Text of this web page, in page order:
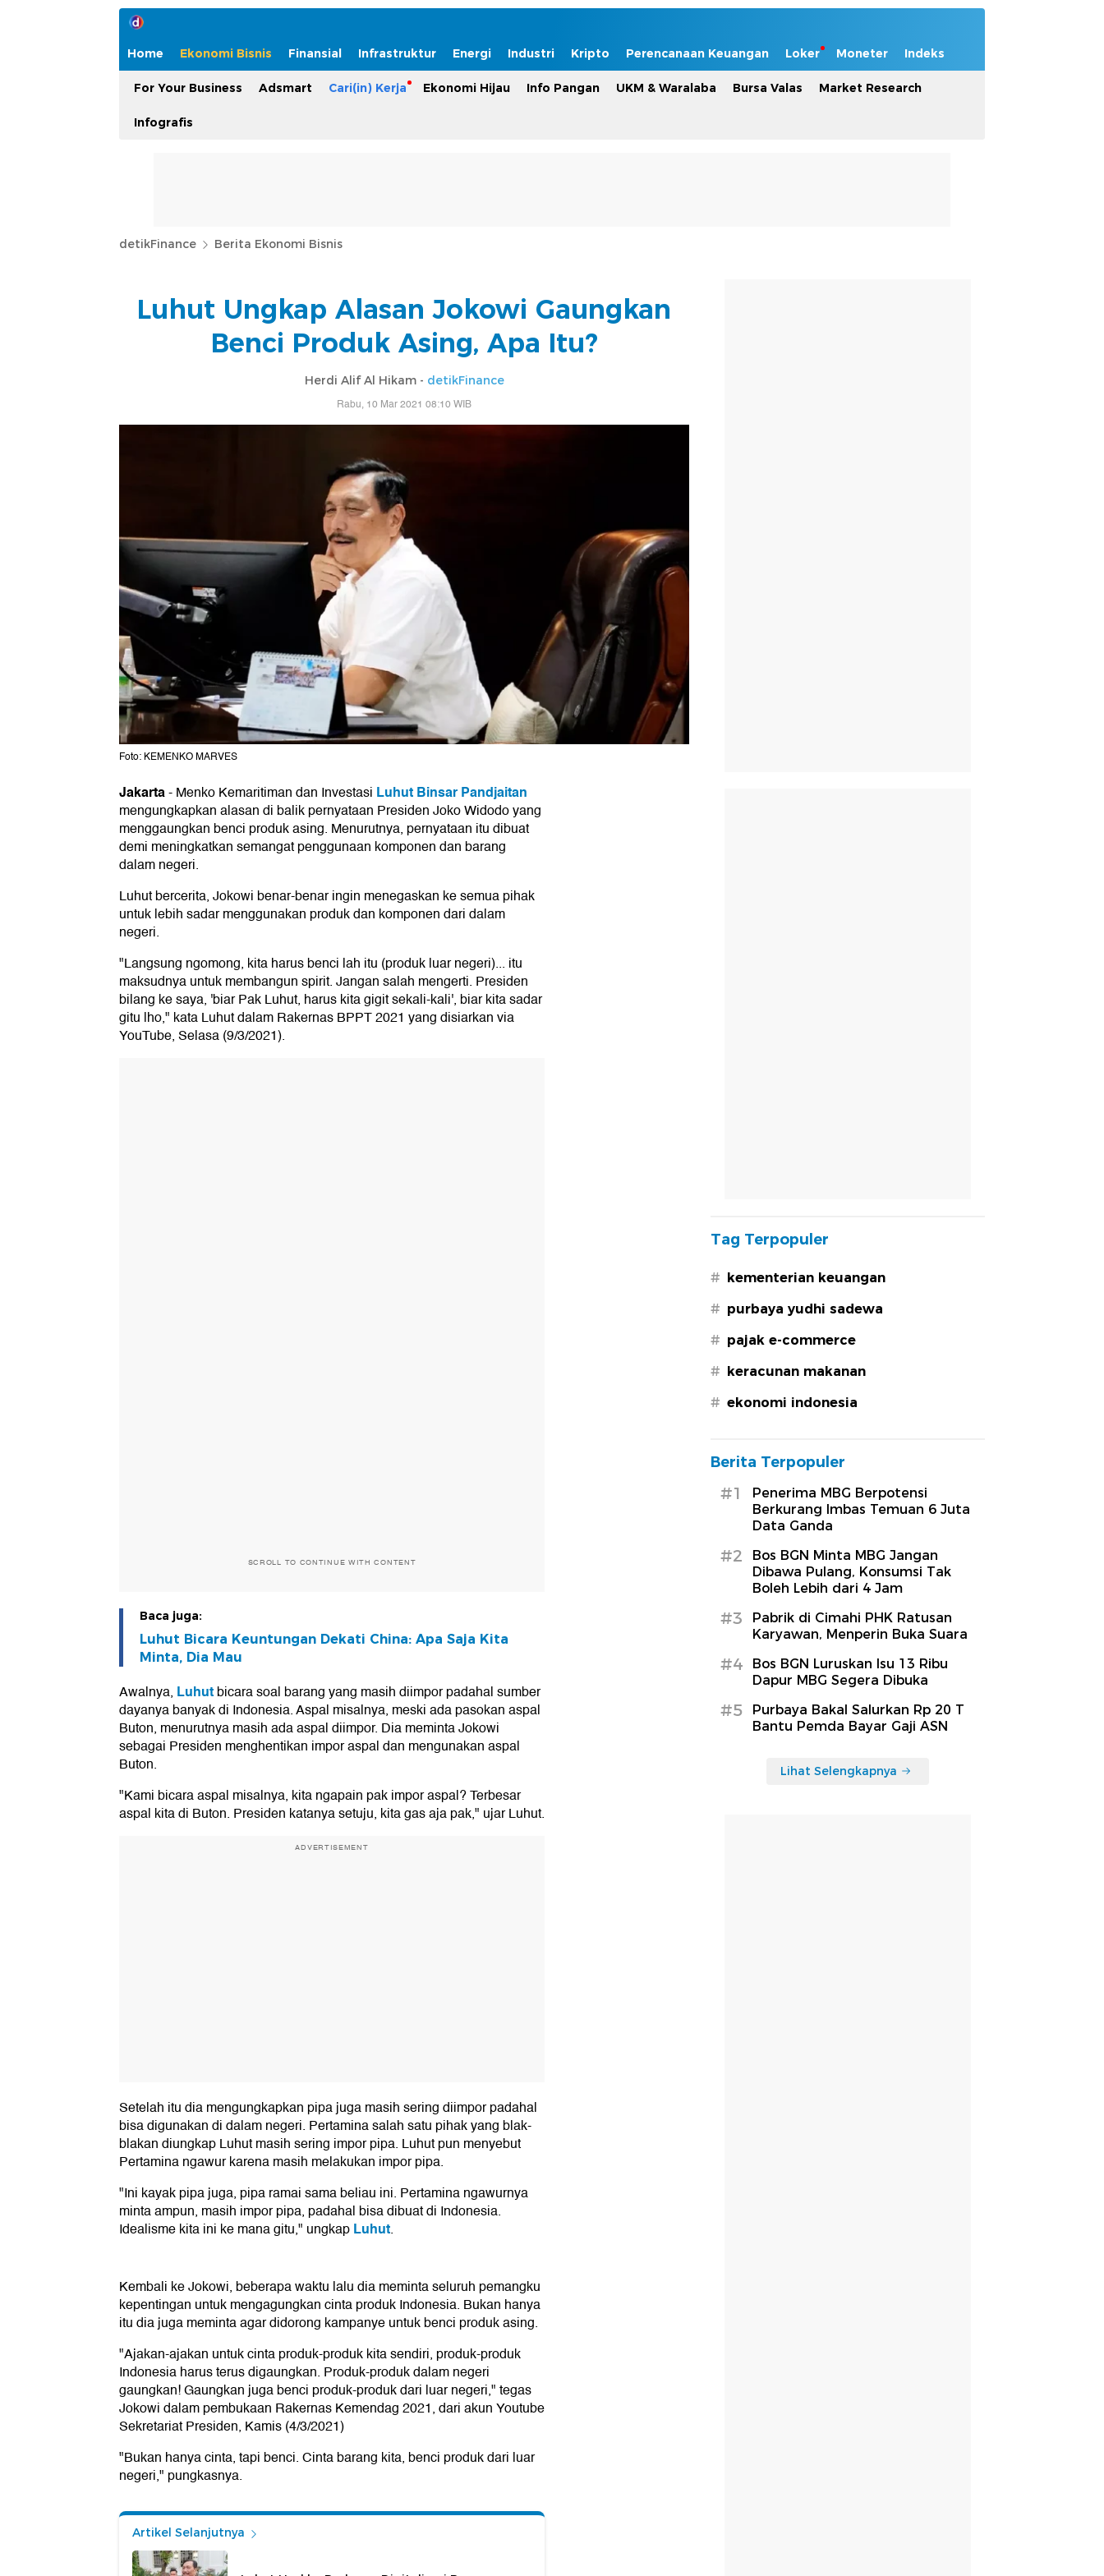
Home Ekonomi Bisnis Finansial Infrastruktur Energi Industri Kripto Perencanaan Keuangan Loker Moneter Indeks
For Your Business Adsmart Cari(in) Kerja Ekonomi Hijau Info Pangan UKM & Waralaba Bursa Valas Market Research
Infografis
detikFinance Berita Ekonomi Bisnis
Luhut Ungkap Alasan Jokowi Gaungkan
Benci Produk Asing, Apa Itu?
Herdi Alif Al Hikam - detikFinance
Rabu, 10 Mar 2021 08:10 WIB
Foto: KEMENKO MARVES
Jakarta-Menko Kemaritiman dan Investasi Luhut Binsar Pandjaitan
mengungkapkan alasan di balik pernyataan Presiden Joko Widodo yang
menggaungkan benci produk asing. Menurutnya, pernyataan itu dibuat
demi meningkatkan semangat penggunaan komponen dan barang
dalam negeri.
Luhut bercerita, Jokowi benar-benar ingin menegaskan ke semua pihak
untuk lebih sadar menggunakan produk dan komponen dari dalam
negeri.
"Langsung ngomong, kita harus benci lah itu (produk luar negeri)... itu
maksudnya untuk membangun spirit. Jangan salah mengerti. Presiden
bilang ke saya, 'biar Pak Luhut, harus kita gigit sekali-kali', biar kita sadar
gitu lho," kata Luhut dalam Rakernas BPPT 2021 yang disiarkan via
YouTube, Selasa (9/3/2021).
SCROLL TO CONTINUE WITH CONTENT
Baca juga:
Luhut Bicara Keuntungan Dekati China: Apa Saja Kita
Minta, Dia Mau
Awalnya, Luhutbicara soal barang yang masih diimpor padahal sumber
dayanya banyak di Indonesia. Aspal misalnya, meski ada pasokan aspal
Buton, menurutnya masih ada aspal diimpor. Dia meminta Jokowi
sebagai Presiden menghentikan impor aspal dan mengunakan aspal
Buton.
"Kami bicara aspal misalnya, kita ngapain pak impor aspal? Terbesar
aspal kita di Buton. Presiden katanya setuju, kita gas aja pak," ujar Luhut.
ADVERTISEMENT
Setelah itu dia mengungkapkan pipa juga masih sering diimpor padahal
bisa digunakan di dalam negeri. Pertamina salah satu pihak yang blak-
blakan diungkap Luhut masih sering impor pipa. Luhut pun menyebut
Pertamina ngawur karena masih melakukan impor pipa.
"Ini kayak pipa juga, pipa ramai sama beliau ini. Pertamina ngawurnya
minta ampun, masih impor pipa, padahal bisa dibuat di Indonesia.
Idealisme kita ini ke mana gitu," ungkapLuhut.
Kembali ke Jokowi, beberapa waktu lalu dia meminta seluruh pemangku
kepentingan untuk mengagungkan cinta produk Indonesia. Bukan hanya
itu dia juga meminta agar didorong kampanye untuk benci produk asing.
"Ajakan-ajakan untuk cinta produk-produk kita sendiri, produk-produk
Indonesia harus terus digaungkan. Produk-produk dalam negeri
gaungkan! Gaungkan juga benci produk-produk dari luar negeri," tegas
Jokowi dalam pembukaan Rakernas Kemendag 2021, dari akun Youtube
Sekretariat Presiden, Kamis (4/3/2021)
"Bukan hanya cinta, tapi benci. Cinta barang kita, benci produk dari luar
negeri," pungkasnya.
Artikel Selanjutnya
Tag Terpopuler
# kementerian keuangan
# purbaya yudhi sadewa
# pajak e-commerce
# keracunan makanan
# ekonomi indonesia
Berita Terpopuler
#1
Penerima MBG Berpotensi
Berkurang Imbas Temuan 6 Juta
Data Ganda
#2
Bos BGN Minta MBG Jangan
Dibawa Pulang, Konsumsi Tak
Boleh Lebih dari 4 Jam
#3
Pabrik di Cimahi PHK Ratusan
Karyawan, Menperin Buka Suara
#4
Bos BGN Luruskan Isu 13 Ribu
Dapur MBG Segera Dibuka
#5
Purbaya Bakal Salurkan Rp 20 T
Bantu Pemda Bayar Gaji ASN
Lihat Selengkapnya